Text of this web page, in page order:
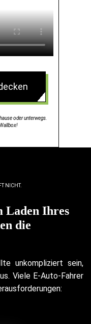
oder unterwegs.
NICHT.
Laden Ihres
die
unkompliziert sein,
Viele E-Auto-Fahrer